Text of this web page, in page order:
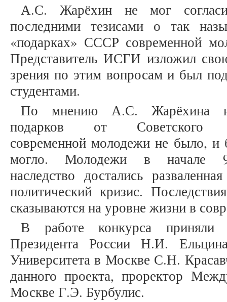
А.С. Жарёхин не мог
последними тезисами о так
«подарках» СССР современной
Представитель ИСГИ изложил
зрения по этим вопросам и был
студентами.
По мнению А.С. Жарёхина
подарков от Советского
современной молодежи не было, и
могло. Молодежи в начале
наследство достались
политический кризис.
сказываются на уровне жизни в
В работе конкурса приняли
Президента России Н.И.
Университета в Москве С.Н.
данного проекта, проректор
Москве Г.Э. Бурбулис.